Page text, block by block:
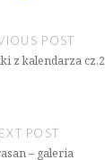
POST
z kalendarza cz.2
POST
– galeria